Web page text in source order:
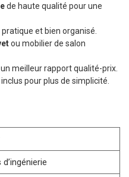
de haute qualité pour une
et bien organisé.
ou mobilier de salon
meilleur rapport qualité-prix.
pour plus de simplicité.
d’ingénierie